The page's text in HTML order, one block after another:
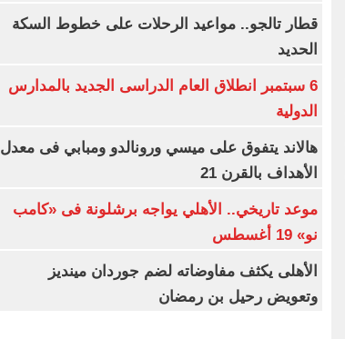
قطار تالجو.. مواعيد الرحلات على خطوط السكة
الحديد
6 سبتمبر انطلاق العام الدراسى الجديد بالمدارس
الدولية
هالاند يتفوق على ميسي ورونالدو ومبابي فى معدل
الأهداف بالقرن 21
موعد تاريخي.. الأهلي يواجه برشلونة فى «كامب
نو» 19 أغسطس
الأهلى يكثف مفاوضاته لضم جوردان مينديز
وتعويض رحيل بن رمضان